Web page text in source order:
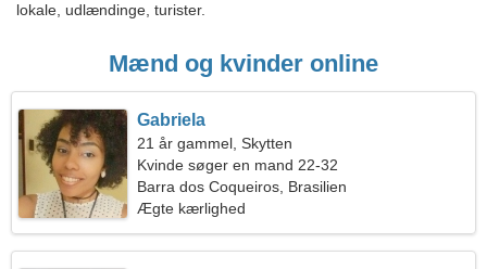
lokale, udlændinge, turister.
Mænd og kvinder online
Gabriela
21 år gammel, Skytten
Kvinde søger en mand 22-32
Barra dos Coqueiros, Brasilien
Ægte kærlighed